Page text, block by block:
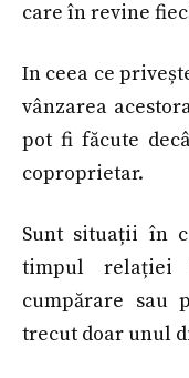
care în revine
In ceea ce
vânzarea
pot fi făcute
coproprietar.
Sunt situații în
timpul relației
cumpărare sau
trecut doar unul